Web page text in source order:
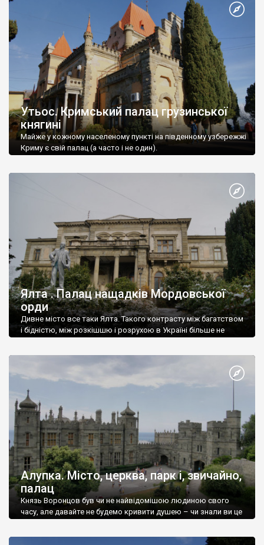
Утьос. Кримський палац грузинської
княгині
Майже у кожному населеному пункті на південному узбережжі
Криму є свій палац (а часто і не один).
Ялта . Палац нащадків Мордовської
орди
Дивне місто все таки Ялта. Такого контрасту між багатством
і бідністю, між розкішшю і розрухою в Україні більше не
Алупка. Місто, церква, парк і, звичайно,
палац
Князь Воронцов був чи не найвідомішою людиною свого
часу, але давайте не будемо кривити душею – чи знали ви це